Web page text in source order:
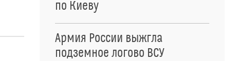
по Киеву
Армия России выжгла
подземное логово ВСУ